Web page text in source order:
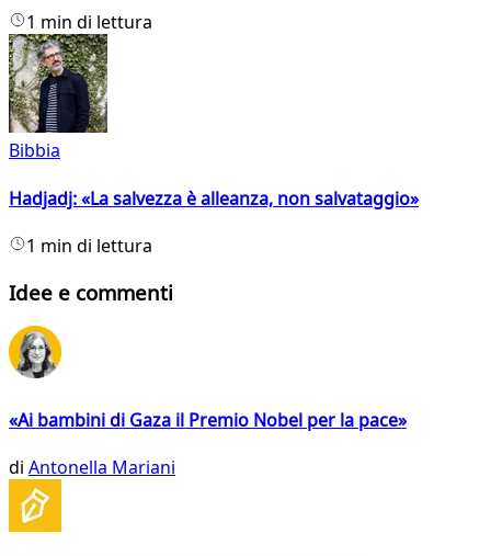
1 min di lettura
Bibbia
Hadjadj: «La salvezza è alleanza, non salvataggio»
1 min di lettura
Idee e commenti
«Ai bambini di Gaza il Premio Nobel per la pace»
di Antonella Mariani